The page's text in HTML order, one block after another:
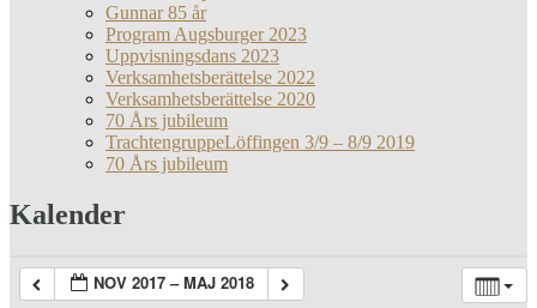
Gunnar 85 år
Program Augsburger 2023
Uppvisningsdans 2023
Verksamhetsberättelse 2022
Verksamhetsberättelse 2020
70 Års jubileum
TrachtengruppeLöffingen 3/9 – 8/9 2019
70 Års jubileum
Kalender
NOV 2017 – MAJ 2018